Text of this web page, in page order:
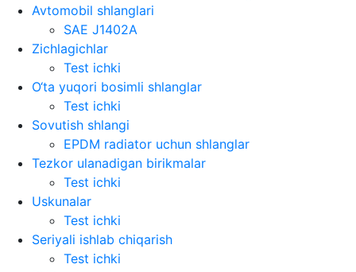
Avtomobil shlanglari
SAE J1402A
Zichlagichlar
Test ichki
O‘ta yuqori bosimli shlanglar
Test ichki
Sovutish shlangi
EPDM radiator uchun shlanglar
Tezkor ulanadigan birikmalar
Test ichki
Uskunalar
Test ichki
Seriyali ishlab chiqarish
Test ichki